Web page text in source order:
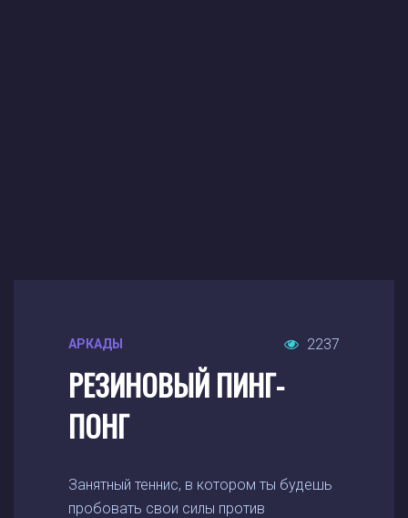
АРКАДЫ 2237
РЕЗИНОВЫЙ ПИНГ-
ПОНГ
Занятный теннис, в котором ты будешь
пробовать свои силы против